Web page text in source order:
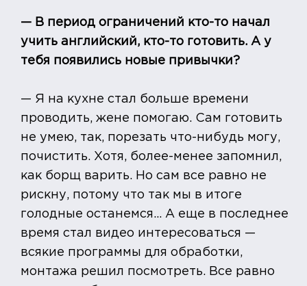
— В период ограничений кто-то начал
учить английский, кто-то готовить. А у
тебя появились новые привычки?
— Я на кухне стал больше времени
проводить, жене помогаю. Сам готовить
не умею, так, порезать что-нибудь могу,
почистить. Хотя, более-менее запомнил,
как борщ варить. Но сам все равно не
рискну, потому что так мы в итоге
голодные останемся... А еще в последнее
время стал видео интересоваться —
всякие программы для обработки,
монтажа решил посмотреть. Все равно